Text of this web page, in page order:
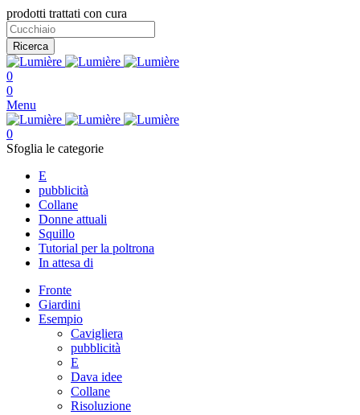
prodotti trattati con cura
Ricerca
0
0
Menu
0
Sfoglia le categorie
E
pubblicità
Collane
Donne attuali
Squillo
Tutorial per la poltrona
In attesa di
Fronte
Giardini
Esempio
Cavigliera
pubblicità
E
Dava idee
Collane
Risoluzione